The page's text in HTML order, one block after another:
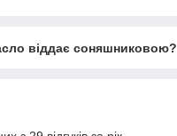
віддає соняшниковою?